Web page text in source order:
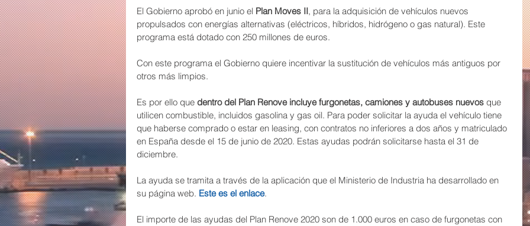
El Gobierno aprobó en junio el Plan Moves II, para la adquisición de vehículos nuevos
propulsados con energías alternativas (eléctricos, híbridos, hidrógeno o gas natural). Este
programa está dotado con 250 millones de euros.
Con este programa el Gobierno quiere incentivar la sustitución de vehículos más antiguos por
otros más limpios.
Es por ello que dentro del Plan Renove incluye furgonetas, camiones y autobuses nuevos que
utilicen combustible, incluidos gasolina y gas oil. Para poder solicitar la ayuda el vehículo tiene
que haberse comprado o estar en leasing, con contratos no inferiores a dos años y matriculado
en España desde el 15 de junio de 2020. Estas ayudas podrán solicitarse hasta el 31 de
diciembre.
La ayuda se tramita a través de la aplicación que el Ministerio de Industria ha desarrollado en
su página web. Este es el enlace.
El importe de las ayudas del Plan Renove 2020 son de 1.000 euros en caso de furgonetas con